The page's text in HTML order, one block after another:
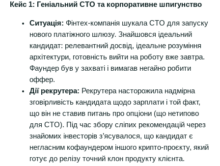
Кейс 1: Геніальний CTO та корпоративне шпигунство
Ситуація: Фінтех-компанія шукала CTO для запуску
нового платіжного шлюзу. Знайшовся ідеальний
кандидат: релевантний досвід, ідеальне розуміння
архітектури, готовність вийти на роботу вже завтра.
Фаундер був у захваті і вимагав негайно робити
оффер.
Дії рекрутера: Рекрутера насторожила надмірна
зговірливість кандидата щодо зарплати і той факт,
що він не ставив питань про опціони (що нетипово
для CTO). Під час збору сліпих рекомендацій через
знайомих інвесторів з’ясувалося, що кандидат є
негласним кофаундером іншого крипто-проєкту, який
готує до релізу точний клон продукту клієнта.